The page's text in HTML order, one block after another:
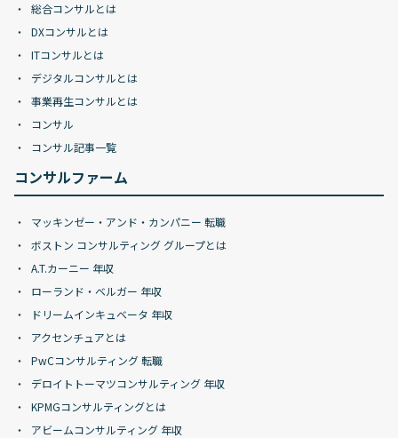
総合コンサルとは
DXコンサルとは
ITコンサルとは
デジタルコンサルとは
事業再生コンサルとは
コンサル
コンサル記事一覧
コンサルファーム
マッキンゼー・アンド・カンパニー 転職
ボストン コンサルティング グループとは
A.T.カーニー 年収
ローランド・ベルガー 年収
ドリームインキュベータ 年収
アクセンチュアとは
PwCコンサルティング 転職
デロイトトーマツコンサルティング 年収
KPMGコンサルティングとは
アビームコンサルティング 年収